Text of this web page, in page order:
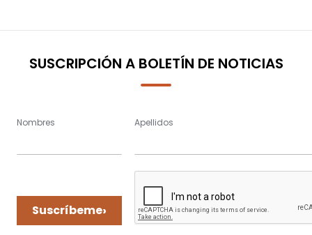
SUSCRIPCIÓN A BOLETÍN DE NOTICIAS
Nombres Apellidos
Suscríbeme›